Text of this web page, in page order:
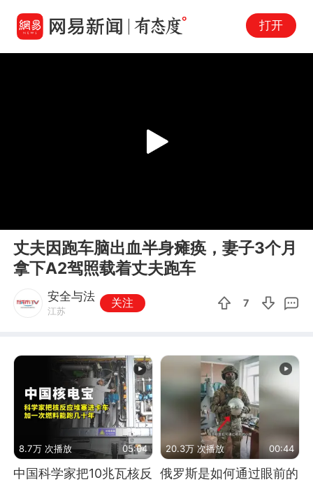
打开
Play
丈夫因跑车脑出血半身瘫痪，妻子3个月
拿下A2驾照载着丈夫跑车
安全与法
江苏
关注 7
8.7万 次播放 05:04
中国科学家把10兆瓦核反
20.3万 次播放 00:44
俄罗斯是如何通过眼前的